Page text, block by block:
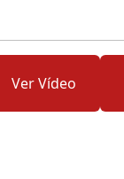
Ver Vídeo